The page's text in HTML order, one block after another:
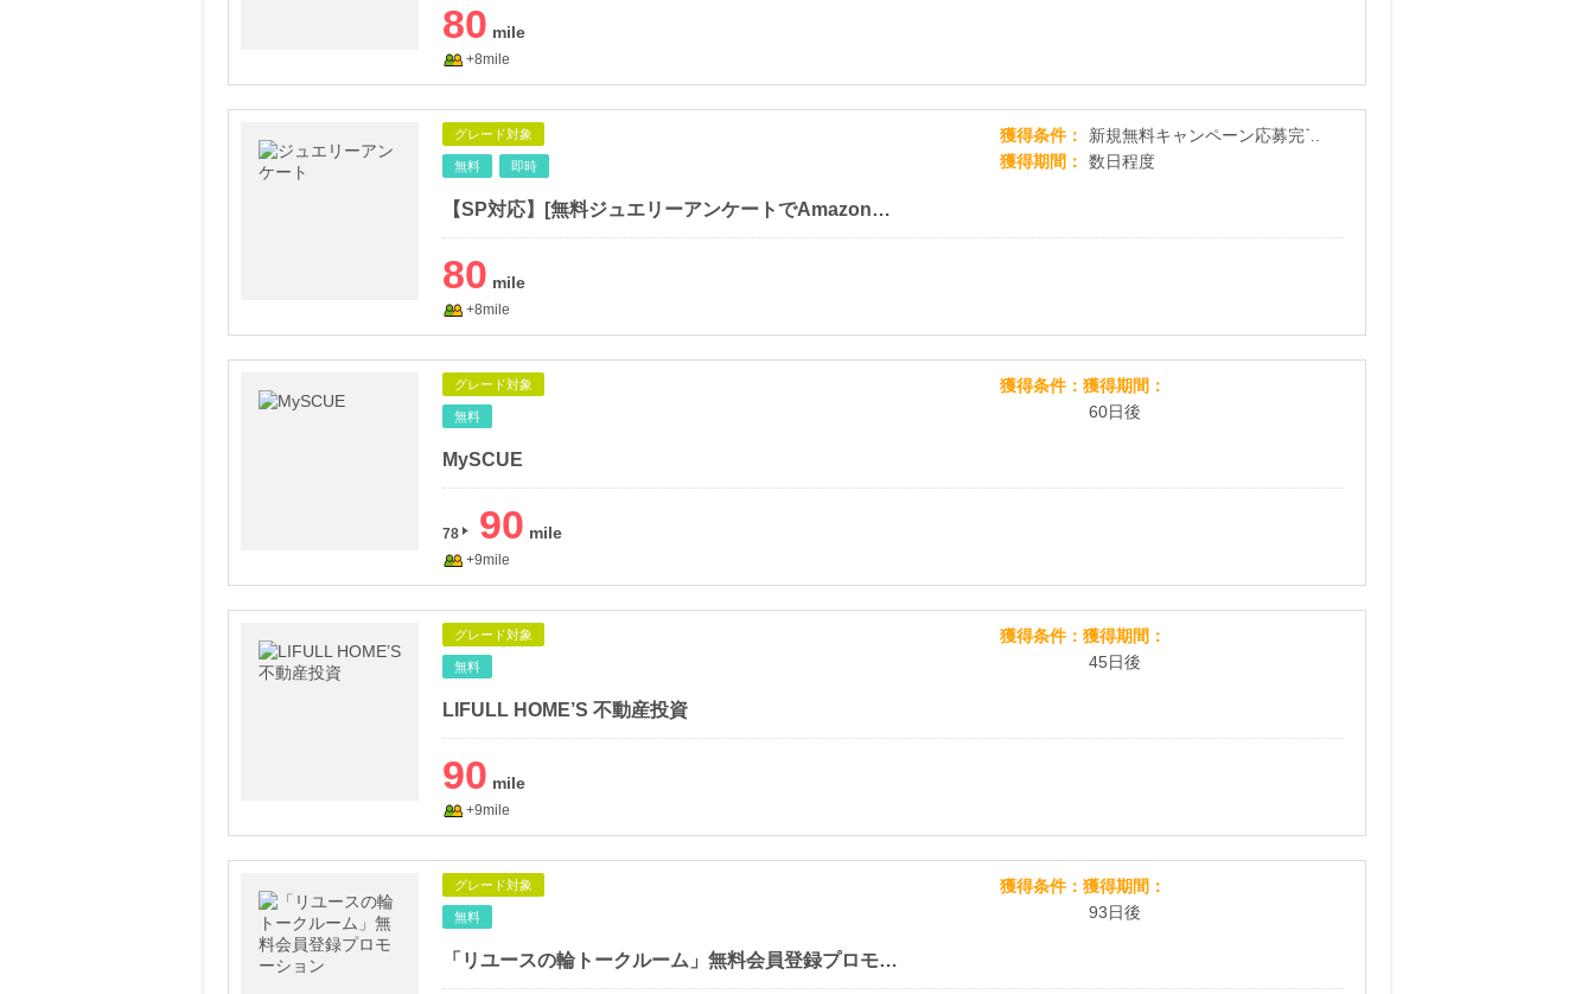
80
+8mile
グレード対象
無料 即時
【SP対応】[無料ジュエリーアンケートでAmazonギフト券プレゼント<AI兼用>
獲得条件
新規無料キャンペーン応募完了
獲得期間
数日程度
80
+8mile
グレード対象
無料
MySCUE
獲得条件
獲得期間
60日後
78 90
+9mile
グレード対象
無料
LIFULL HOME’S 不動産投資
獲得条件
獲得期間
45日後
90
+9mile
グレード対象
無料
「リユースの輪トークルーム」無料会員登録プロモーション
獲得条件
獲得期間
93日後